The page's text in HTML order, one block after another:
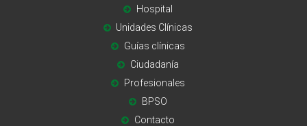
Hospital
Unidades Clínicas
Guías clínicas
Ciudadanía
Profesionales
BPSO
Contacto